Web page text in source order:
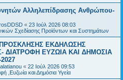
Αλληλεπίδρασης Ανθρώπου-
« 23 Ιούλ 2026 08:03
Σχεδίασης Προϊόντων και Συστημάτων
ΕΚΔΗΛΩΣΗΣ
ΔΙΑΤΡΟΦΗ ΕΥΖΩΙΑ ΚΑΙ ΔΗΜΟΣΙΑ
« 22 Ιούλ 2026 09:53
,Ευζωία και Δημόσια Υγεία